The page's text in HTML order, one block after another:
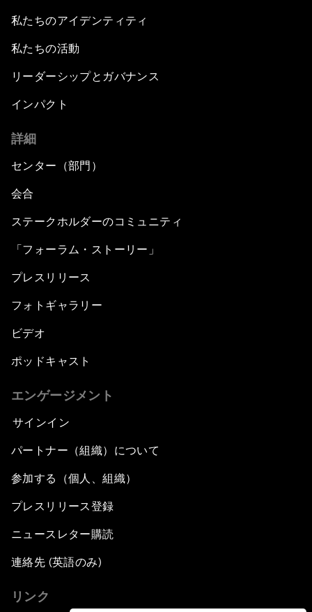
私たちのアイデンティティ
私たちの活動
リーダーシップとガバナンス
インパクト
詳細
センター（部門）
会合
ステークホルダーのコミュニティ
「フォーラム・ストーリー」
プレスリリース
フォトギャラリー
ビデオ
ポッドキャスト
エンゲージメント
サインイン
パートナー（組織）について
参加する（個人、組織）
プレスリリース登録
ニュースレター購読
連絡先 (英語のみ)
リンク